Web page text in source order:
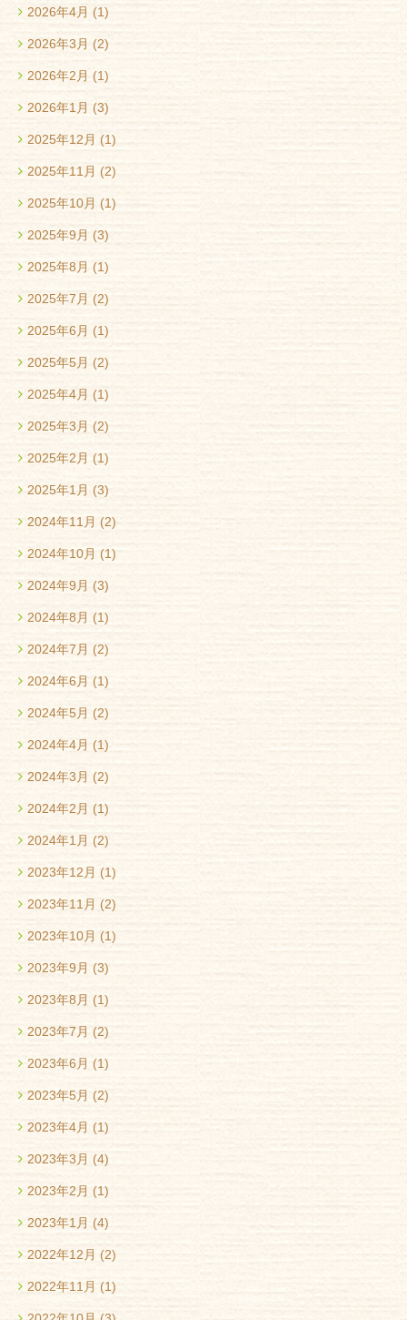
2026年4月 (1)
2026年3月 (2)
2026年2月 (1)
2026年1月 (3)
2025年12月 (1)
2025年11月 (2)
2025年10月 (1)
2025年9月 (3)
2025年8月 (1)
2025年7月 (2)
2025年6月 (1)
2025年5月 (2)
2025年4月 (1)
2025年3月 (2)
2025年2月 (1)
2025年1月 (3)
2024年11月 (2)
2024年10月 (1)
2024年9月 (3)
2024年8月 (1)
2024年7月 (2)
2024年6月 (1)
2024年5月 (2)
2024年4月 (1)
2024年3月 (2)
2024年2月 (1)
2024年1月 (2)
2023年12月 (1)
2023年11月 (2)
2023年10月 (1)
2023年9月 (3)
2023年8月 (1)
2023年7月 (2)
2023年6月 (1)
2023年5月 (2)
2023年4月 (1)
2023年3月 (4)
2023年2月 (1)
2023年1月 (4)
2022年12月 (2)
2022年11月 (1)